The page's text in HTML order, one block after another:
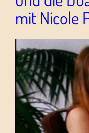
mit Nicole